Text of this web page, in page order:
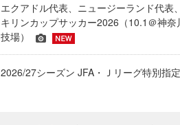
エクアドル代表、ニュージーランド代
キリンカップサッカー2026（10.1＠神
技場）
2026/27シーズン JFA・Ｊリーグ特別指